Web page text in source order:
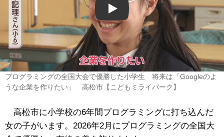
Play
プログラミングの全国大会で優勝した小学生 将来は「Googleのよ
うな企業を作りたい」 高松市【こどもミライパーク】
高松市に小学校の6年間プログラミングに打ち込んだ
女の子がいます。2026年2月にプログラミングの全国大